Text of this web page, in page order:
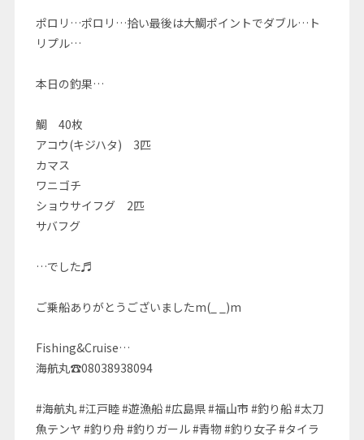
ポロリ…ポロリ…拾い最後は大鯛ポイントでダブル…ト
リプル…
本日の釣果…
鯛 40枚
アコウ(キジハタ) 3匹
カマス
ワニゴチ
ショウサイフグ 2匹
サバフグ
…でした♬
ご乗船ありがとうございましたm(_ _)m
Fishing&Cruise…
海航丸☎08038938094
#海航丸 #江戸睦 #遊漁船 #広島県 #福山市 #釣り船 #太刀
魚テンヤ #釣り舟 #釣りガール #青物 #釣り女子 #タイラ